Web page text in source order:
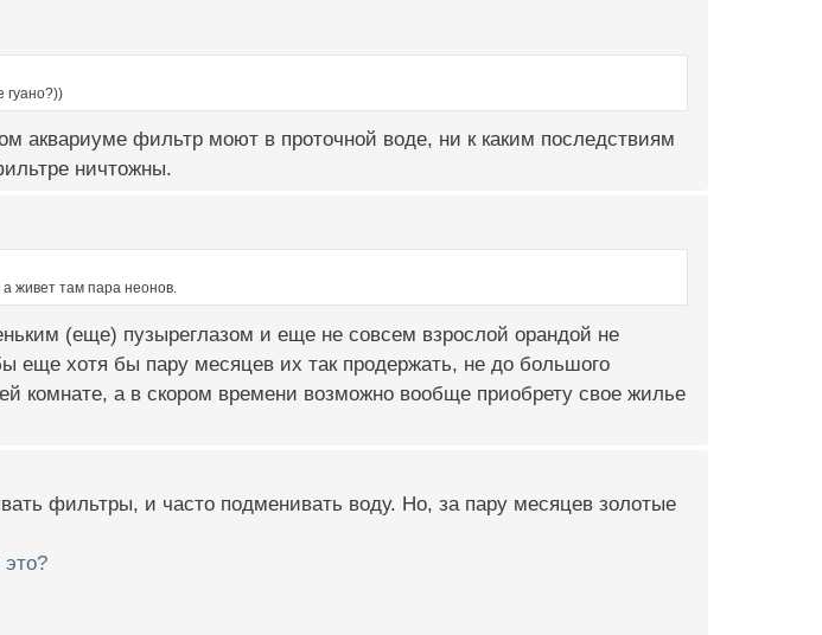
гуано?))
аквариуме фильтр моют в проточной воде, ни к каким последствиям
ничтожны.
живет там пара неонов.
(еще) пузыреглазом и еще не совсем взрослой орандой не
еще хотя бы пару месяцев их так продержать, не до большого
комнате, а в скором времени возможно вообще приобрету свое жилье
фильтры, и часто подменивать воду. Но, за пару месяцев золотые